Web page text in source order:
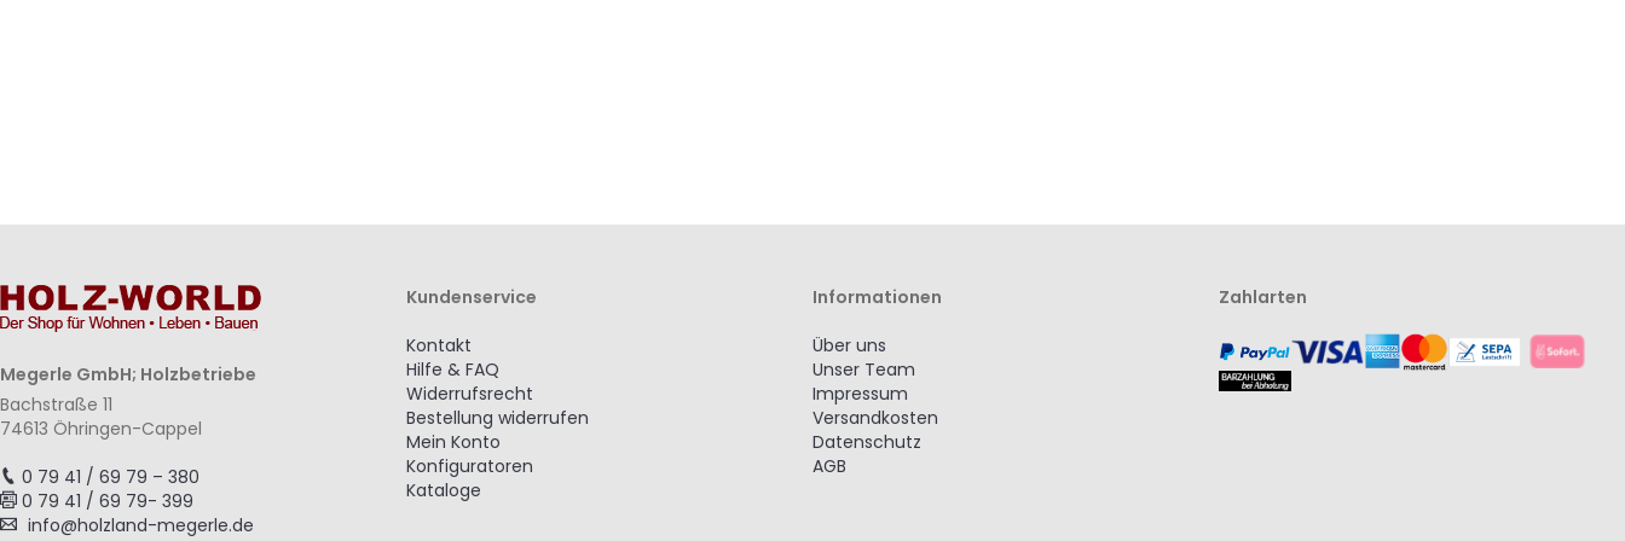
Megerle GmbH; Holzbetriebe
Bachstraße 11
74613 Öhringen-Cappel
0 79 41 / 69 79 – 380
0 79 41 / 69 79- 399
info@holzland-megerle.de
Kundenservice
Kontakt
Hilfe & FAQ
Widerrufsrecht
Bestellung widerrufen
Mein Konto
Konfiguratoren
Kataloge
Informationen
Über uns
Unser Team
Impressum
Versandkosten
Datenschutz
AGB
Zahlarten